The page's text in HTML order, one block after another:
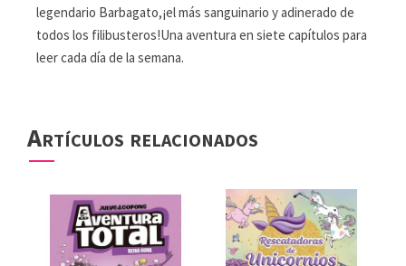
legendario Barbagato,¡el más sanguinario y adinerado de
todos los filibusteros!Una aventura en siete capítulos para
leer cada día de la semana.
Artículos relacionados